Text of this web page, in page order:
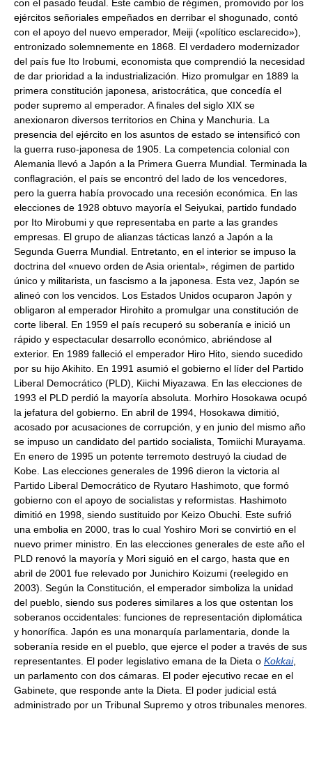
con el pasado feudal. Este cambio de régimen, promovido por los
ejércitos señoriales empeñados en derribar el shogunado, contó
con el apoyo del nuevo emperador, Meiji («político esclarecido»),
entronizado solemnemente en 1868. El verdadero modernizador
del país fue Ito Irobumi, economista que comprendió la necesidad
de dar prioridad a la industrialización. Hizo promulgar en 1889 la
primera constitución japonesa, aristocrática, que concedía el
poder supremo al emperador. A finales del siglo XIX se
anexionaron diversos territorios en China y Manchuria. La
presencia del ejército en los asuntos de estado se intensificó con
la guerra ruso-japonesa de 1905. La competencia colonial con
Alemania llevó a Japón a la Primera Guerra Mundial. Terminada la
conflagración, el país se encontró del lado de los vencedores,
pero la guerra había provocado una recesión económica. En las
elecciones de 1928 obtuvo mayoría el Seiyukai, partido fundado
por Ito Mirobumi y que representaba en parte a las grandes
empresas. El grupo de alianzas tácticas lanzó a Japón a la
Segunda Guerra Mundial. Entretanto, en el interior se impuso la
doctrina del «nuevo orden de Asia oriental», régimen de partido
único y militarista, un fascismo a la japonesa. Esta vez, Japón se
alineó con los vencidos. Los Estados Unidos ocuparon Japón y
obligaron al emperador Hirohito a promulgar una constitución de
corte liberal. En 1959 el país recuperó su soberanía e inició un
rápido y espectacular desarrollo económico, abriéndose al
exterior. En 1989 falleció el emperador Hiro Hito, siendo sucedido
por su hijo Akihito. En 1991 asumió el gobierno el líder del Partido
Liberal Democrático (PLD), Kiichi Miyazawa. En las elecciones de
1993 el PLD perdió la mayoría absoluta. Morhiro Hosokawa ocupó
la jefatura del gobierno. En abril de 1994, Hosokawa dimitió,
acosado por acusaciones de corrupción, y en junio del mismo año
se impuso un candidato del partido socialista, Tomiichi Murayama.
En enero de 1995 un potente terremoto destruyó la ciudad de
Kobe. Las elecciones generales de 1996 dieron la victoria al
Partido Liberal Democrático de Ryutaro Hashimoto, que formó
gobierno con el apoyo de socialistas y reformistas. Hashimoto
dimitió en 1998, siendo sustituido por Keizo Obuchi. Este sufrió
una embolia en 2000, tras lo cual Yoshiro Mori se convirtió en el
nuevo primer ministro. En las elecciones generales de este año el
PLD renovó la mayoría y Mori siguió en el cargo, hasta que en
abril de 2001 fue relevado por Junichiro Koizumi (reelegido en
2003). Según la Constitución, el emperador simboliza la unidad
del pueblo, siendo sus poderes similares a los que ostentan los
soberanos occidentales: funciones de representación diplomática
y honorífica. Japón es una monarquía parlamentaria, donde la
soberanía reside en el pueblo, que ejerce el poder a través de sus
representantes. El poder legislativo emana de la Dieta o Kokkai,
un parlamento con dos cámaras. El poder ejecutivo recae en el
Gabinete, que responde ante la Dieta. El poder judicial está
administrado por un Tribunal Supremo y otros tribunales menores.